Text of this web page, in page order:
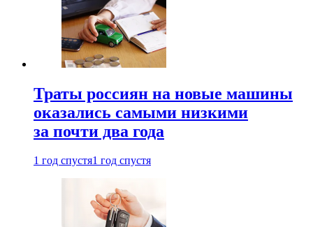
Траты россиян на новые машины
оказались самыми низкими
за почти два года
1 год спустя1 год спустя